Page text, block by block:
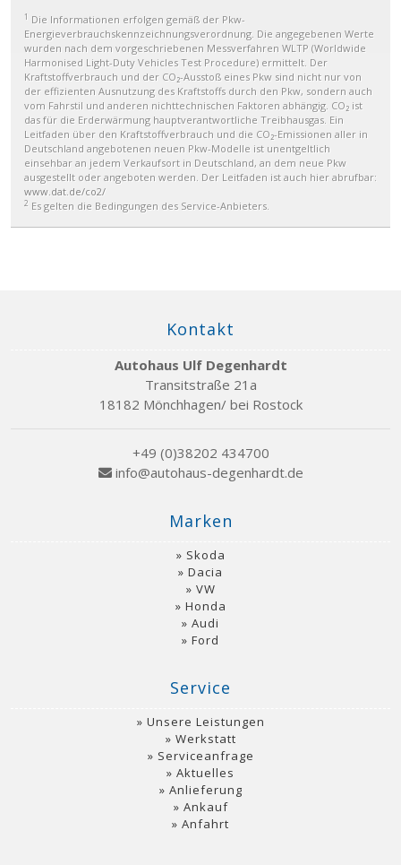
1 Die Informationen erfolgen gemäß der Pkw-
Energieverbrauchskennzeichnungsverordnung. Die angegebenen Werte
wurden nach dem vorgeschriebenen Messverfahren WLTP (Worldwide
Harmonised Light-Duty Vehicles Test Procedure) ermittelt. Der
Kraftstoffverbrauch und der CO₂-Ausstoß eines Pkw sind nicht nur von
der effizienten Ausnutzung des Kraftstoffs durch den Pkw, sondern auch
vom Fahrstil und anderen nichttechnischen Faktoren abhängig. CO₂ ist
das für die Erderwärmung hauptverantwortliche Treibhausgas. Ein
Leitfaden über den Kraftstoffverbrauch und die CO₂-Emissionen aller in
Deutschland angebotenen neuen Pkw-Modelle ist unentgeltlich
einsehbar an jedem Verkaufsort in Deutschland, an dem neue Pkw
ausgestellt oder angeboten werden. Der Leitfaden ist auch hier abrufbar:
www.dat.de/co2/
2 Es gelten die Bedingungen des Service-Anbieters.
Kontakt
Autohaus Ulf Degenhardt
Transitstraße 21a
18182 Mönchhagen/ bei Rostock
+49 (0)38202 434700
info@autohaus-degenhardt.de
Marken
Skoda
Dacia
VW
Honda
Audi
Ford
Service
Unsere Leistungen
Werkstatt
Serviceanfrage
Aktuelles
Anlieferung
Ankauf
Anfahrt